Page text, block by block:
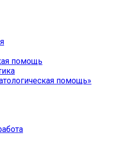
помощь
помощь»